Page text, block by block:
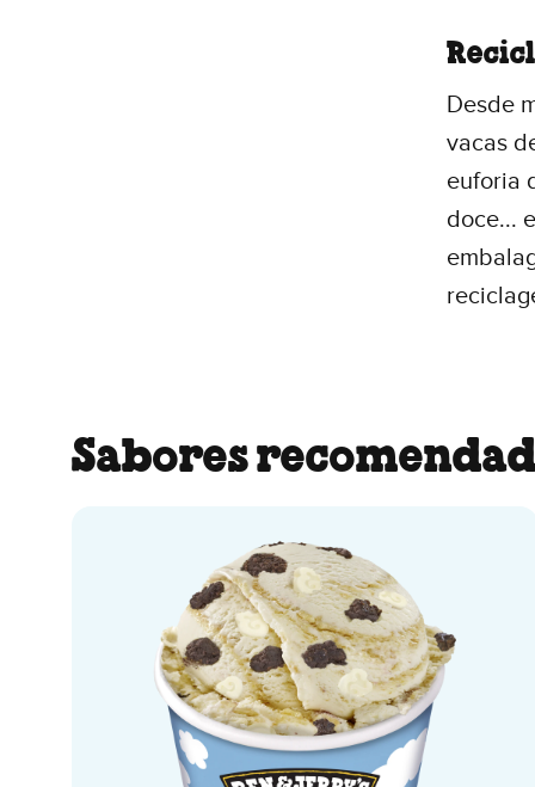
Desde
vacas
euforia
doce...
Sabores